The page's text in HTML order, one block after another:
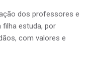
dos professores e
estuda, por
com valores e